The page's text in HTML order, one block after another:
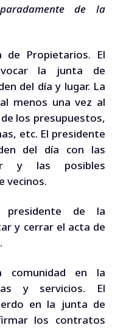
de la
de Propietarios. El
la junta de
del día y lugar. La
menos una vez al
los presupuestos,
etc. El presidente
del día con las
y las posibles
vecinos.
de la
y cerrar el acta de
comunidad en la
y servicios. El
en la junta de
los contratos